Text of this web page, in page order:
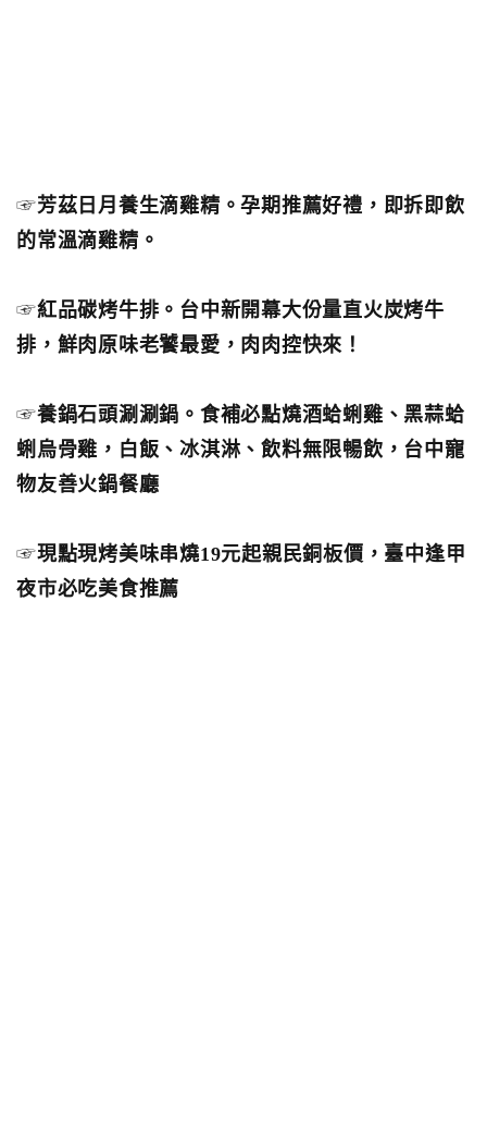
☞芳茲日月養生滴雞精。孕期推薦好禮，即拆即飲
的常溫滴雞精。
☞紅品碳烤牛排。台中新開幕大份量直火炭烤牛
排，鮮肉原味老饕最愛，肉肉控快來！
☞養鍋石頭涮涮鍋。食補必點燒酒蛤蜊雞、黑蒜蛤
蜊烏骨雞，白飯、冰淇淋、飲料無限暢飲，台中寵
物友善火鍋餐廳
☞現點現烤美味串燒19元起親民銅板價，臺中逢甲
夜市必吃美食推薦